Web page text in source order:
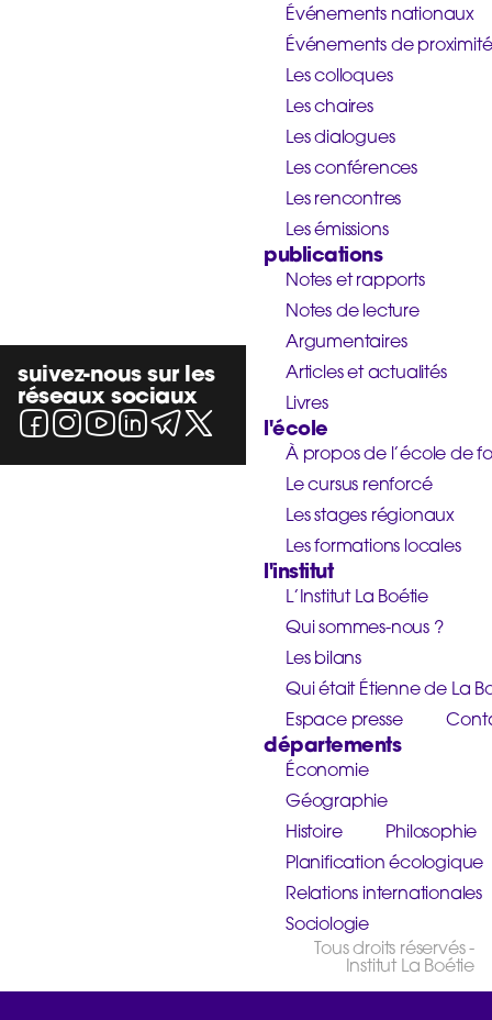
suivez-nous sur les
réseaux sociaux
Événements nationaux
Événements de proximité
Les colloques
Les chaires
Les dialogues
Les conférences
Les rencontres
Les émissions
publications
Notes et rapports
Notes de lecture
Argumentaires
Articles et actualités
Livres
l'école
À propos de l’école de
Le cursus renforcé
Les stages régionaux
Les formations locales
l'institut
L’Institut La Boétie
Qui sommes-nous ?
Les bilans
Qui était Étienne de La
Espace presse
départements
Économie
Géographie
Histoire
Philosophie
Planification écologique
Relations internationales
Sociologie
Tous droits réservés -
Institut La Boétie